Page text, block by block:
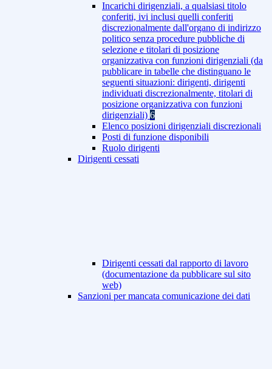
Incarichi dirigenziali, a qualsiasi titolo
conferiti, ivi inclusi quelli conferiti
discrezionalmente dall'organo di indirizzo
politico senza procedure pubbliche di
selezione e titolari di posizione
organizzativa con funzioni dirigenziali (da
pubblicare in tabelle che distinguano le
seguenti situazioni: dirigenti, dirigenti
individuati discrezionalmente, titolari di
posizione organizzativa con funzioni
dirigenziali) 6
Elenco posizioni dirigenziali discrezionali
Posti di funzione disponibili
Ruolo dirigenti
Dirigenti cessati
Dirigenti cessati dal rapporto di lavoro
(documentazione da pubblicare sul sito
web)
Sanzioni per mancata comunicazione dei dati